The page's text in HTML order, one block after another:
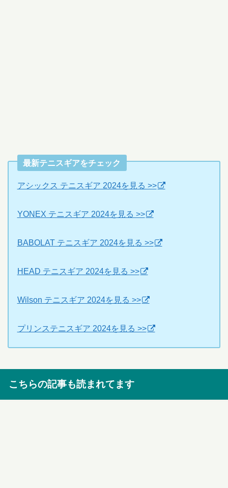
最新テニスギアをチェック
アシックス テニスギア 2024を見る >>
YONEX テニスギア 2024を見る >>
BABOLAT テニスギア 2024を見る >>
HEAD テニスギア 2024を見る >>
Wilson テニスギア 2024を見る >>
プリンステニスギア 2024を見る >>
こちらの記事も読まれてます